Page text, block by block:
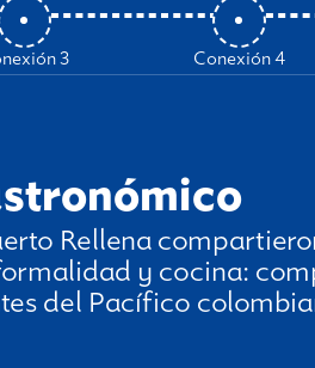
3 Conexión 4
Rellena
y cocina:
del Pacífico